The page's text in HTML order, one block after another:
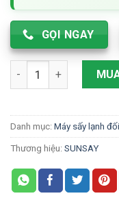
GỌI NGAY
Máy sấy lạnh đối lưu
Danh mục: Máy sấy lạnh
Thương hiệu: SUNSAY